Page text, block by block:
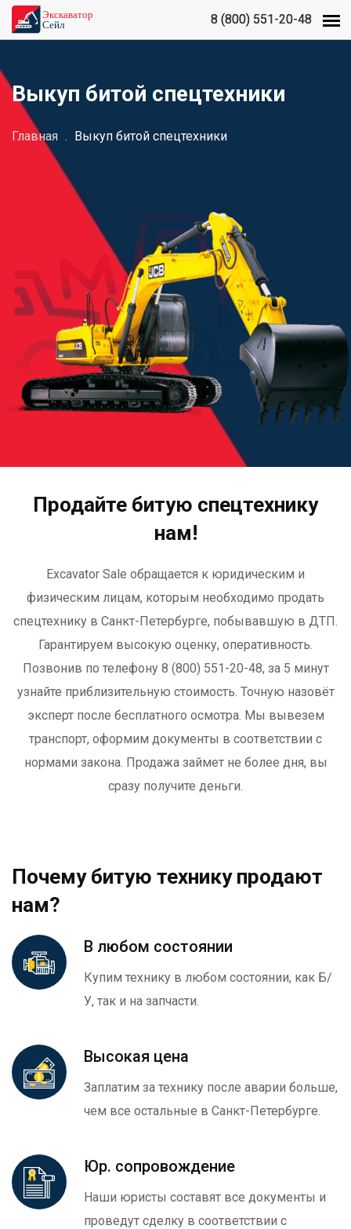
8 (800) 551-20-48
8 (800) 551-20-48
Выкуп битой спецтехники
Главная . Выкуп битой спецтехники
Продайте битую спецтехнику
нам!
Excavator Sale обращается к юридическим и
физическим лицам, которым необходимо продать
спецтехнику в Санкт-Петербурге, побывавшую в ДТП.
Гарантируем высокую оценку, оперативность.
Позвонив по телефону 8 (800) 551-20-48, за 5 минут
узнайте приблизительную стоимость. Точную назовёт
эксперт после бесплатного осмотра. Мы вывезем
транспорт, оформим документы в соответствии с
нормами закона. Продажа займет не более дня, вы
сразу получите деньги.
Почему битую технику продают
нам?
В любом состоянии
Купим технику в любом состоянии, как Б/
У, так и на запчасти.
Высокая цена
Заплатим за технику после аварии больше,
чем все остальные в Санкт-Петербурге.
Юр. сопровождение
Наши юристы составят все документы и
проведут сделку в соответствии с